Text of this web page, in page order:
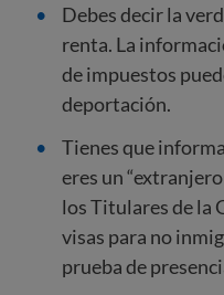
Debes decir la
renta. La
de impuestos
deportación.
Tienes que
eres un
los Titulares de la
visas para no
prueba de